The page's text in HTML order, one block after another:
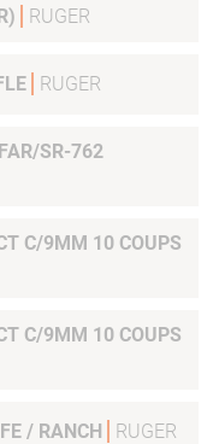
RUGER
RUGER
SR-762
C/9MM 10 COUPS
C/9MM 10 COUPS
/ RANCH RUGER